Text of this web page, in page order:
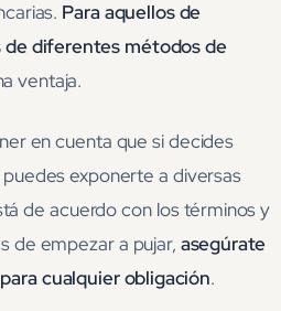
Para aquellos de
diferentes métodos de
ventaja.
en cuenta que si decides
exponerte a diversas
de acuerdo con los términos y
de empezar a pujar, asegúrate
cualquier obligación.